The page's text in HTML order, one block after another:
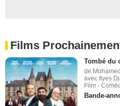
Films
Tombé du
de
avec Ilyes
Film -
Bande-